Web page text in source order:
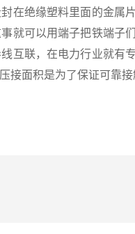
绝缘塑料里面的金属
就可以用端子把铁端子
互联，在电力行业就有
面积是为了保证可靠接